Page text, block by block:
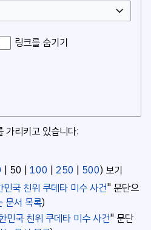
링크를 숨기기
가리키고 있습니다:
| 50 | 100 | 250 | 500) 보기
국 친위 쿠데타 미수 사건" 문단으
문서 목록)
국 친위 쿠데타 미수 사건" 문단